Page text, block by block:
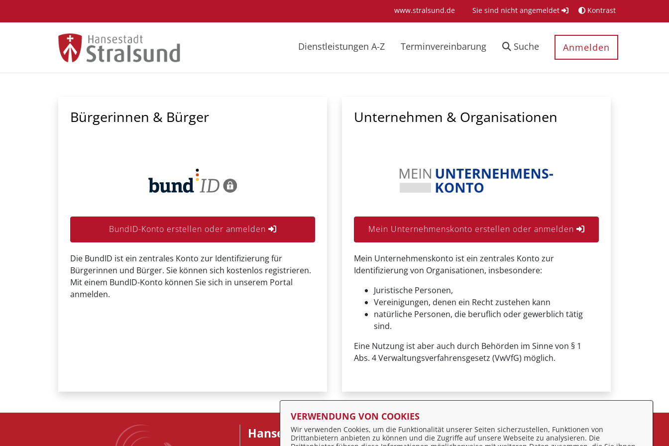
www.stralsund.de Sie sind nicht angemeldet Kontrast
Dienstleistungen A-Z Terminvereinbarung Suche Anmelden
Bürgerinnen & Bürger
BundID-Konto erstellen oder anmelden
Die BundID ist ein zentrales Konto zur Identifizierung für
Bürgerinnen und Bürger. Sie können sich kostenlos registrieren.
Mit einem BundID-Konto können Sie sich in unserem Portal
anmelden.
Unternehmen & Organisationen
Mein Unternehmenskonto erstellen oder anmelden
Mein Unternehmenskonto ist ein zentrales Konto zur
Identifizierung von Organisationen, insbesondere:
Juristische Personen,
Vereinigungen, denen ein Recht zustehen kann
natürliche Personen, die beruflich oder gewerblich tätig
sind.
Eine Nutzung ist aber auch durch Behörden im Sinne von § 1
Abs. 4 Verwaltungsverfahrensgesetz (VwVfG) möglich.
Hansestadt Stralsund Feedback
VERWENDUNG VON COOKIES
Wir verwenden Cookies, um die Funktionalität unserer Seiten sicherzustellen, Funktionen von
Drittanbietern anbieten zu können und die Zugriffe auf unsere Webseite zu analysieren. Die